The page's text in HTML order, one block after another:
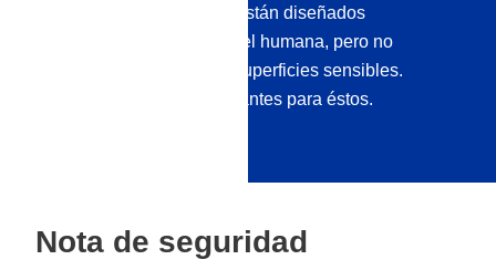
desinfectantes de manos están diseñados
específicamente para la piel humana, pero no
necesariamente para las superficies sensibles.
Ofrecemos otros desinfectantes para éstos.
Nota de seguridad